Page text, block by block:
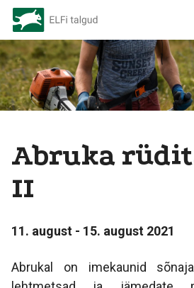
Abruka
II
11. august - 15. august 2021
Abrukal on imekaunid